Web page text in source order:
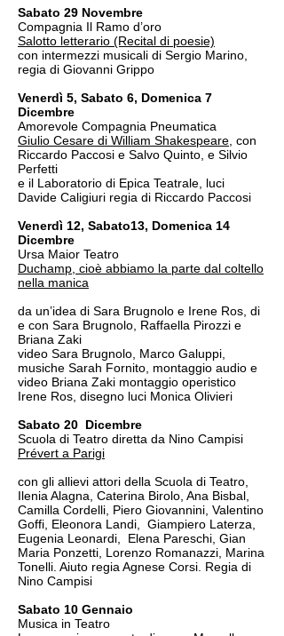
Sabato 29 Novembre
Compagnia Il Ramo d’oro
Salotto letterario (Recital di poesie)
con intermezzi musicali di Sergio Marino,
regia di Giovanni Grippo
Venerdì 5, Sabato 6, Domenica 7
Dicembre
Amorevole Compagnia Pneumatica
Giulio Cesare di William Shakespeare , con
Riccardo Paccosi e Salvo Quinto, e Silvio
Perfetti
e il Laboratorio di Epica Teatrale, luci
Davide Caligiuri regia di Riccardo Paccosi
Venerdì 12, Sabato13, Domenica 14
Dicembre
Ursa Maior Teatro
Duchamp, cioè abbiamo la parte dal coltello
nella manica
da un’idea di Sara Brugnolo e Irene Ros, di
e con Sara Brugnolo, Raffaella Pirozzi e
Briana Zaki
video Sara Brugnolo, Marco Galuppi,
musiche Sarah Fornito, montaggio audio e
video Briana Zaki montaggio operistico
Irene Ros, disegno luci Monica Olivieri
Sabato 20 Dicembre
Scuola di Teatro diretta da Nino Campisi
Prévert a Parigi
con gli allievi attori della Scuola di Teatro,
Ilenia Alagna, Caterina Birolo, Ana Bisbal,
Camilla Cordelli, Piero Giovannini, Valentino
Goffi, Eleonora Landi, Giampiero Laterza,
Eugenia Leonardi, Elena Pareschi, Gian
Maria Ponzetti, Lorenzo Romanazzi, Marina
Tonelli. Aiuto regia Agnese Corsi. Regia di
Nino Campisi
Sabato 10 Gennaio
Musica in Teatro